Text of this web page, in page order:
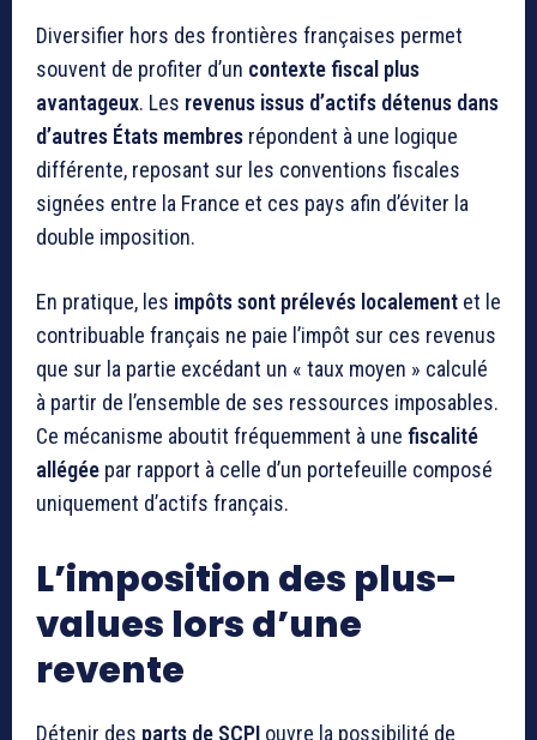
Diversifier hors des frontières françaises permet
souvent de profiter d’un contexte fiscal plus
avantageux. Les revenus issus d’actifs détenus dans
d’autres États membres répondent à une logique
différente, reposant sur les conventions fiscales
signées entre la France et ces pays afin d’éviter la
double imposition.
En pratique, les impôts sont prélevés localement et le
contribuable français ne paie l’impôt sur ces revenus
que sur la partie excédant un « taux moyen » calculé
à partir de l’ensemble de ses ressources imposables.
Ce mécanisme aboutit fréquemment à une fiscalité
allégée par rapport à celle d’un portefeuille composé
uniquement d’actifs français.
L’imposition des plus-
values lors d’une
revente
Détenir des parts de SCPI ouvre la possibilité de